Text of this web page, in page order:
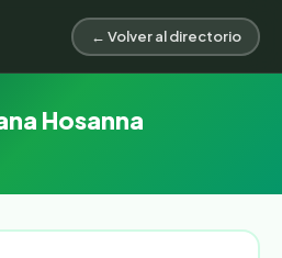
← Volver al directorio
Hosanna